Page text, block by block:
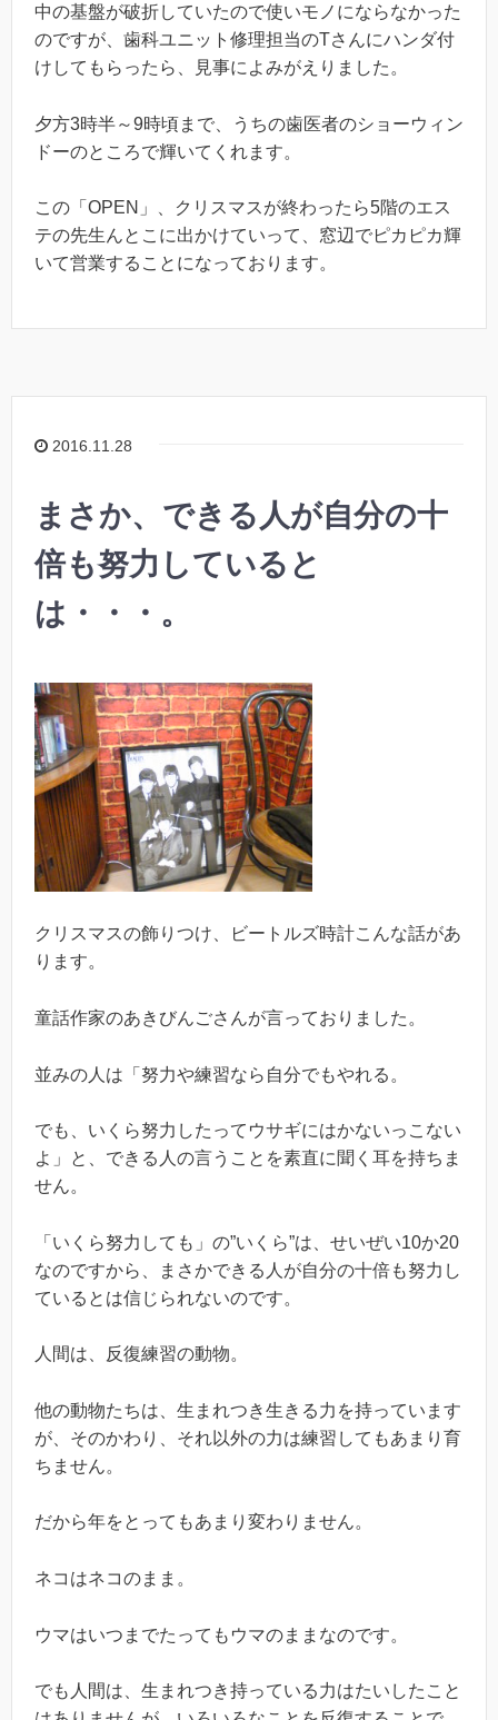
中の基盤が破折していたので使いモノにならなかった
のですが、歯科ユニット修理担当のTさんにハンダ付
けしてもらったら、見事によみがえりました。
夕方3時半～9時頃まで、うちの歯医者のショーウィン
ドーのところで輝いてくれます。
この「OPEN」、クリスマスが終わったら5階のエス
テの先生んとこに出かけていって、窓辺でピカピカ輝
いて営業することになっております。
2016.11.28
まさか、できる人が自分の十
倍も努力していると
は・・・。
クリスマスの飾りつけ、ビートルズ時計こんな話があ
ります。
童話作家のあきびんごさんが言っておりました。
並みの人は「努力や練習なら自分でもやれる。
でも、いくら努力したってウサギにはかないっこない
よ」と、できる人の言うことを素直に聞く耳を持ちま
せん。
「いくら努力しても」の”いくら”は、せいぜい10か20
なのですから、まさかできる人が自分の十倍も努力し
ているとは信じられないのです。
人間は、反復練習の動物。
他の動物たちは、生まれつき生きる力を持っています
が、そのかわり、それ以外の力は練習してもあまり育
ちません。
だから年をとってもあまり変わりません。
ネコはネコのまま。
ウマはいつまでたってもウマのままなのです。
でも人間は、生まれつき持っている力はたいしたこと